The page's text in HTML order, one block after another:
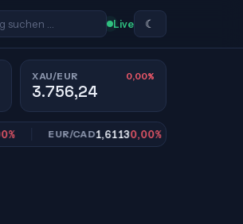
Live ☾
XAU/EUR 0,00%
3.756,24
EUR/CAD1,61130,00%